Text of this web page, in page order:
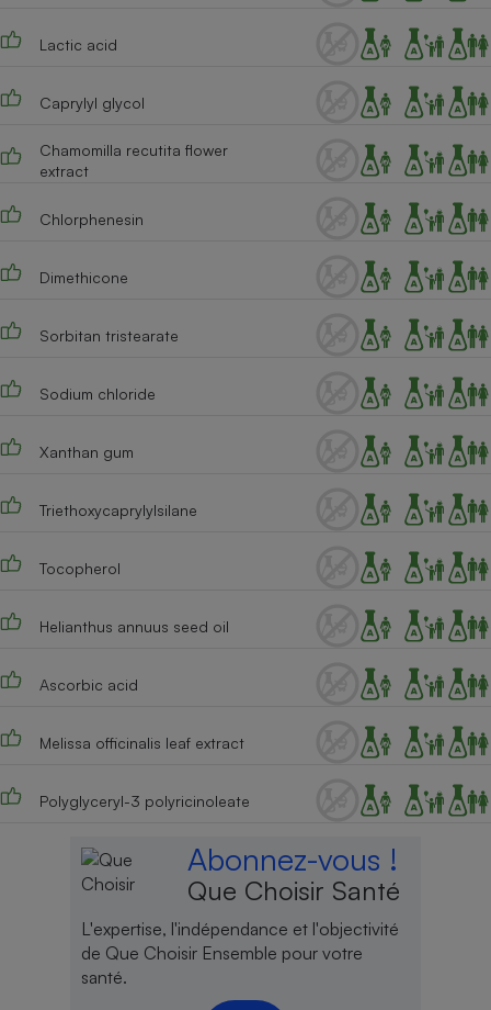
Lactic acid
Caprylyl glycol
Chamomilla recutita flower
extract
Chlorphenesin
Dimethicone
Sorbitan tristearate
Sodium chloride
Xanthan gum
Triethoxycaprylylsilane
Tocopherol
Helianthus annuus seed oil
Ascorbic acid
Melissa officinalis leaf extract
Polyglyceryl-3 polyricinoleate
Abonnez-vous !
Que Choisir Santé
L'expertise, l'indépendance et l'objectivité
de Que Choisir Ensemble pour votre
santé.